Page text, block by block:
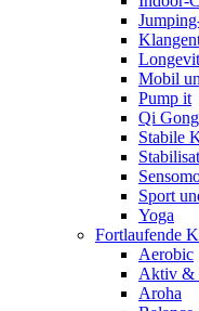
Mobil
Pump it
Qi Gong
Stabile
Sport
Yoga
Fortlaufende
Aerobic
Aktiv &
Aroha